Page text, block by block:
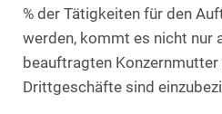
% der Tätigkeiten für den
werden, kommt es nicht nur
beauftragten Konzernmutter
Drittgeschäfte sind